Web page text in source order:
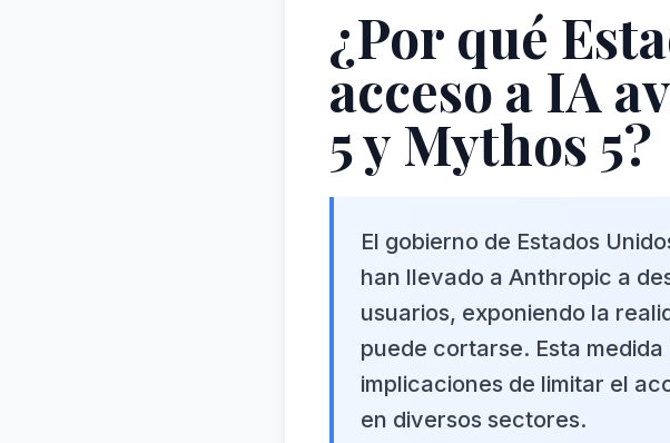
¿Por qué
acceso a IA
5 y Mythos 5?
El gobierno de Estados
han llevado a Anthropic a
usuarios, exponiendo la
puede cortarse. Esta
implicaciones de limitar el
en diversos sectores.